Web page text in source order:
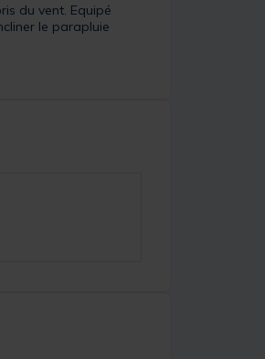
du vent. Equipé
le parapluie